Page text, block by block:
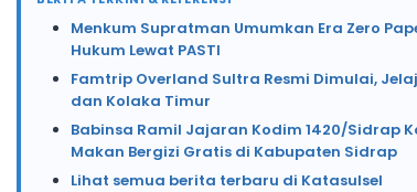
Menkum Supratman Umumkan Era Zero
Hukum Lewat PASTI
Famtrip Overland Sultra Resmi Dimulai,
dan Kolaka Timur
Babinsa Ramil Jajaran Kodim 1420/Sidrap
Makan Bergizi Gratis di Kabupaten Sidrap
Lihat semua berita terbaru di Katasulsel